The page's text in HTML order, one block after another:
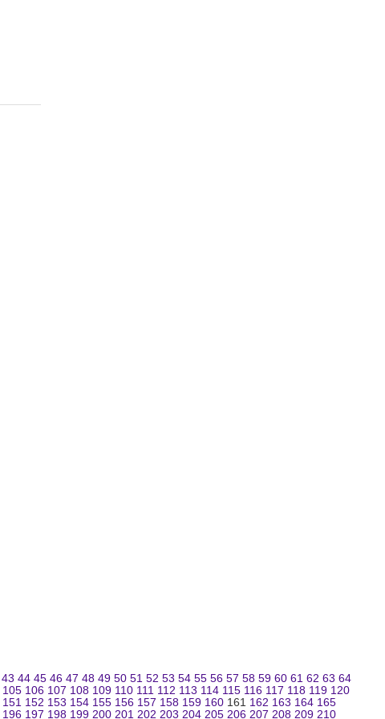
43 44 45 46 47 48 49 50 51 52 53 54 55 56 57 58 59 60 61 62 63 64
105 106 107 108 109 110 111 112 113 114 115 116 117 118 119 120
151 152 153 154 155 156 157 158 159 160 161 162 163 164 165
196 197 198 199 200 201 202 203 204 205 206 207 208 209 210